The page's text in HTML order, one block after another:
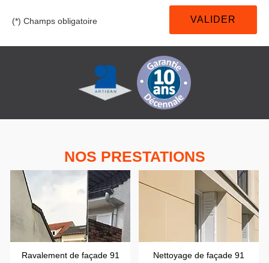
(*) Champs obligatoire
NOS PRESTATIONS
Ravalement de façade 91 Nettoyage de façade 91